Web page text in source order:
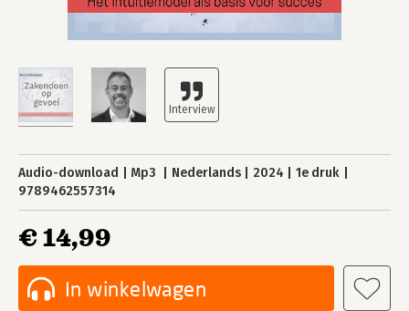
Audio-download Mp3 Nederlands 2024
1e druk
9789462557314
€ 14,99
In winkelwagen